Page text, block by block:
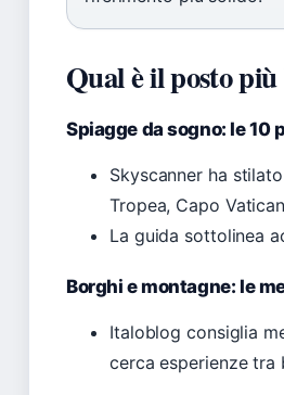
Qual è il posto
Spiagge da sogno: le 10
Skyscanner ha
Tropea, Capo
La guida sottolinea
Borghi e montagne: le
Italoblog consiglia
cerca esperienze tra